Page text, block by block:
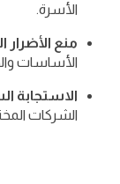
الأسرة.
منع الأضرار
الأساسات
الاستجابة
الشركات